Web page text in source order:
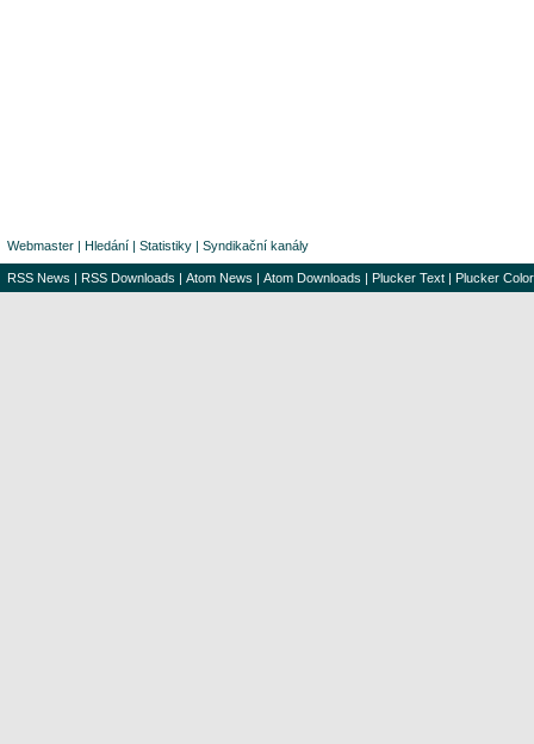
Webmaster | Hledání | Statistiky | Syndikační kanály
RSS News | RSS Downloads | Atom News | Atom Downloads | Plucker Text | Plucker Color